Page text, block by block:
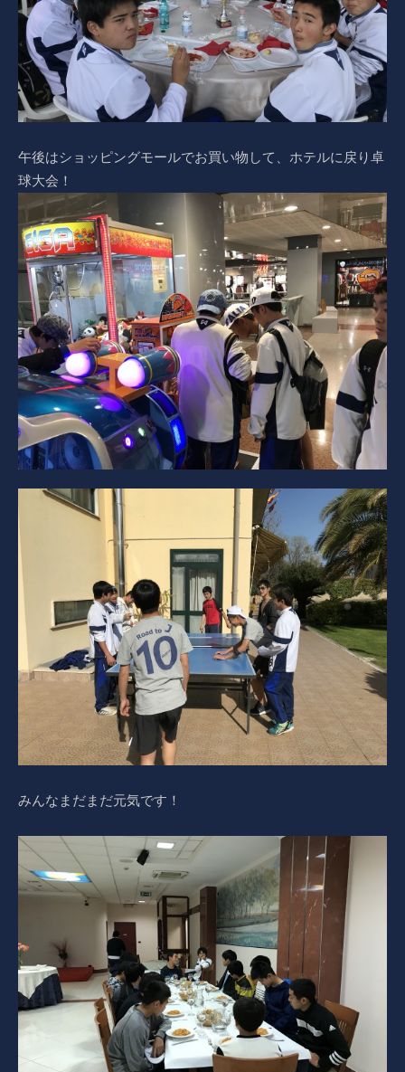
午後はショッピングモールでお買い物して、ホテルに戻り卓
球大会！
みんなまだまだ元気です！